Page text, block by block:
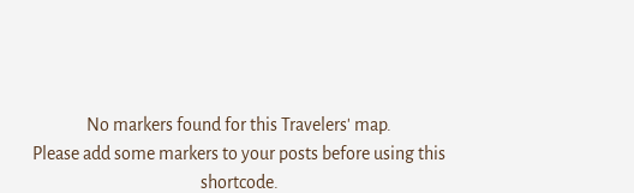
No markers found for this Travelers' map.
Please add some markers to your posts before using this
shortcode.